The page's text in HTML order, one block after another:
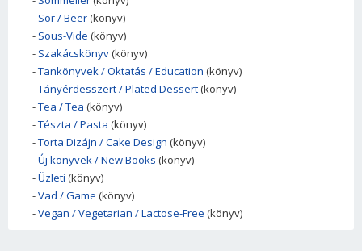
- Sör / Beer (könyv)
- Sous-Vide (könyv)
- Szakácskönyv (könyv)
-Tankönyvek / Oktatás / Education (könyv)
-Tányérdesszert / Plated Dessert (könyv)
-Tea / Tea (könyv)
-Tészta / Pasta (könyv)
-Torta Dizájn / Cake Design (könyv)
-Új könyvek / New Books (könyv)
-Üzleti (könyv)
-Vad / Game (könyv)
-Vegan / Vegetarian / Lactose-Free (könyv)